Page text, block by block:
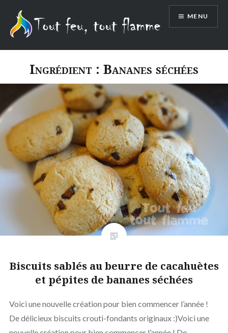
contenu
MENU
Ingrédient : Bananes séchées
Biscuits sablés au beurre de cacahuètes
et pépites de bananes séchées
Voici une nouvelle création pour bien commencer l’année !
De délicieux biscuits crouti-fondants originaux :)Voici une